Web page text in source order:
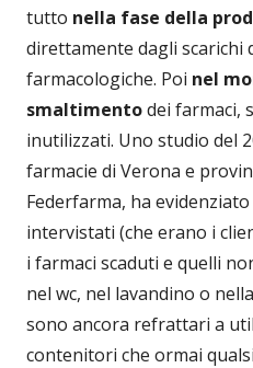
tutto nella fase della
direttamente dagli scarichi
farmacologiche. Poi nel
smaltimentodei farmaci,
inutilizzati. Uno studio del
farmacie di Verona e
Federfarma, ha
intervistati (che erano i
i farmaci scaduti e quelli
nel wc, nel lavandino o
sono ancora refrattari a
contenitori che ormai